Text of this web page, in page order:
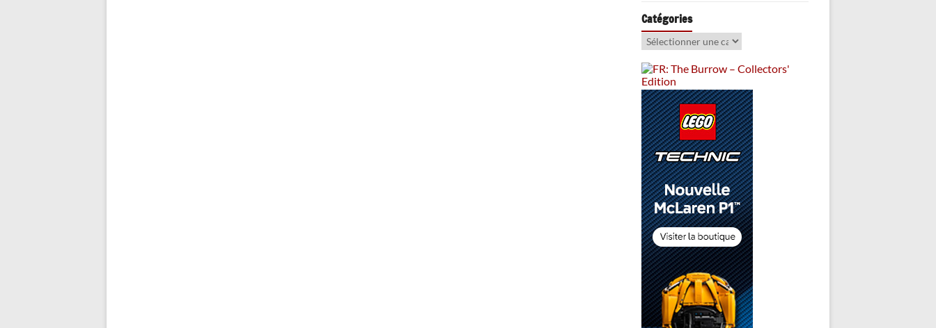
Catégories
Catégories